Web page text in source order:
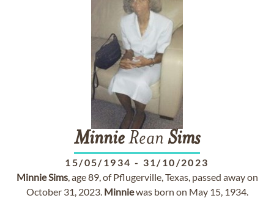
MinnieRean Sims
15/05/1934 - 31/10/2023
MinnieSims, age 89, of Pflugerville, Texas, passed away on
October 31, 2023. Minniewas born on May 15, 1934.